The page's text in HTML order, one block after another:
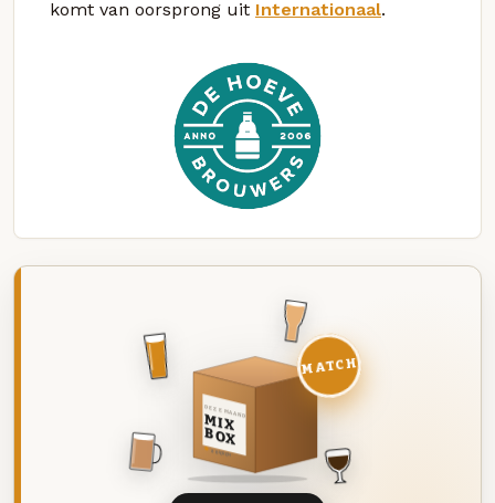
komt van oorsprong uit Internationaal.
DEZE MAAND
MIX
BOX
8 BIEREN
MATCH